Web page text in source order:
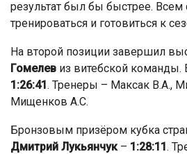
результат был бы быстрее.
тренироваться и готовиться к
На второй позиции завершил
Гомелев из витебской команды.
1:26:41. Тренеры – Максак В.А.,
Мищенков А.С.
Бронзовым призёром кубка
Дмитрий Лукьянчук – 1:28:11.